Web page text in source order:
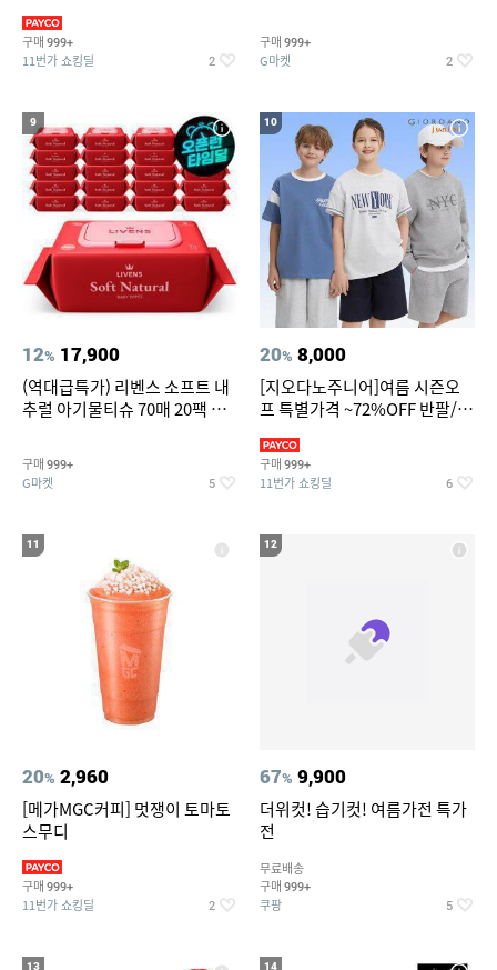
구매 999+
11번가 쇼킹딜 2
구매 999+
G마켓 2
9
12% 17,900
(역대급특가) 리벤스 소프트 내
추럴 아기물티슈 70매 20팩 캡
구매 999+
G마켓 5
10
20% 8,000
[지오다노주니어]여름 시즌오
프 특별가격 ~72%OFF 반팔/반
구매 999+
11번가 쇼킹딜 6
11
20% 2,960
[메가MGC커피] 멋쟁이 토마토
스무디
구매 999+
11번가 쇼킹딜 2
12
67% 9,900
더위컷! 습기컷! 여름가전 특가
전
무료배송
구매 999+
쿠팡 5
13 14